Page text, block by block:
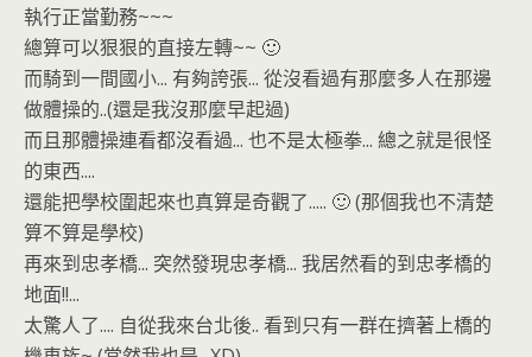
執行正當勤務~~~
總算可以狠狠的直接左轉~~ 🙂
而騎到一間國小... 有夠誇張... 從沒看過有那麼多人在那邊
做體操的..(還是我沒那麼早起過)
而且那體操連看都沒看過... 也不是太極拳... 總之就是很怪
的東西....
還能把學校圍起來也真算是奇觀了..... 🙂 (那個我也不清楚
算不算是學校)
再來到忠孝橋... 突然發現忠孝橋... 我居然看的到忠孝橋的
地面!!...
太驚人了.... 自從我來台北後.. 看到只有一群在擠著上橋的